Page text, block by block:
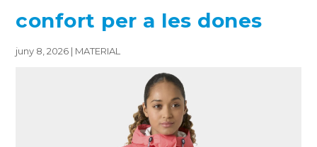
confort per a les dones
juny 8, 2026 | MATERIAL